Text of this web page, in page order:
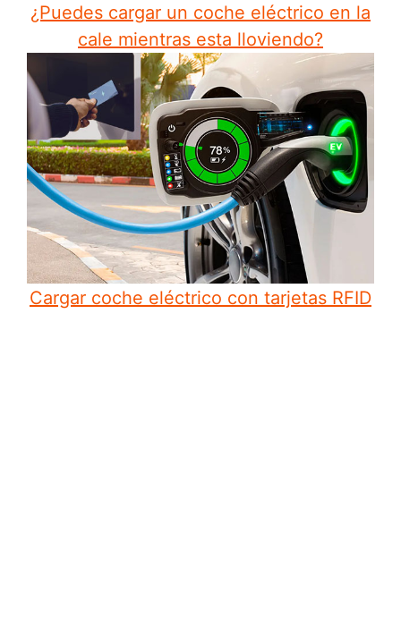
¿Puedes cargar un coche eléctrico en la
cale mientras esta lloviendo?
Cargar coche eléctrico con tarjetas RFID